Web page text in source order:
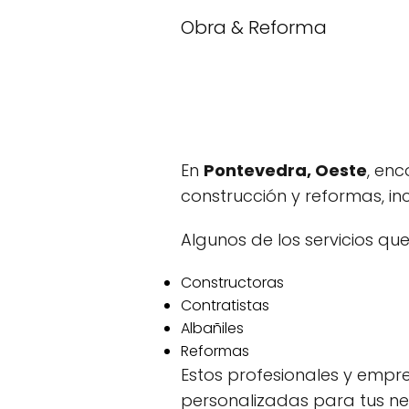
Obra & Reforma
En Pontevedra, Oeste,
construcción y reformas,
Algunos de los servicios
Constructoras
Contratistas
Albañiles
Reformas
Estos profesionales y
personalizadas para tus